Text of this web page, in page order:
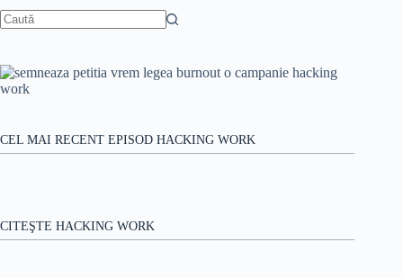
seară?
CEL MAI RECENT EPISOD HACKING WORK
CITEŞTE HACKING WORK